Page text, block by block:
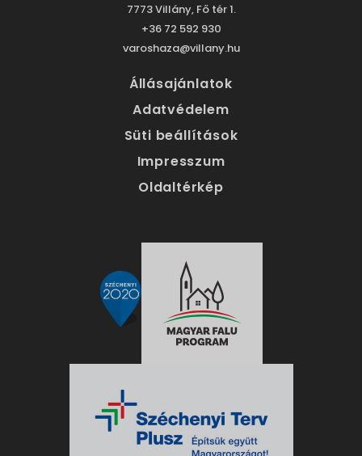
7773 Villány, Fő tér 1.
+36 72 592 930
varoshaza@villany.hu
Állásajánlatok
Adatvédelem
Süti beállítások
Impresszum
Oldaltérkép